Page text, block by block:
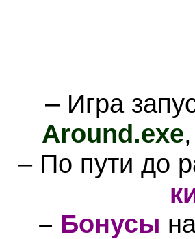
– Игра
Around.exe
– По пути до
– Бонусы